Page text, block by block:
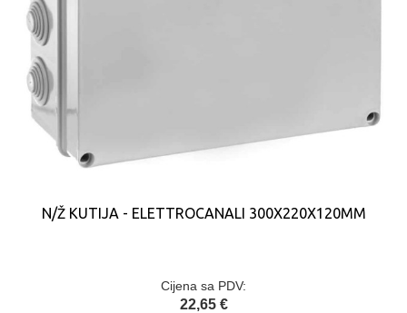
N/Ž KUTIJA - ELETTROCANALI 300X220X120MM
Cijena sa PDV:
22,65 €